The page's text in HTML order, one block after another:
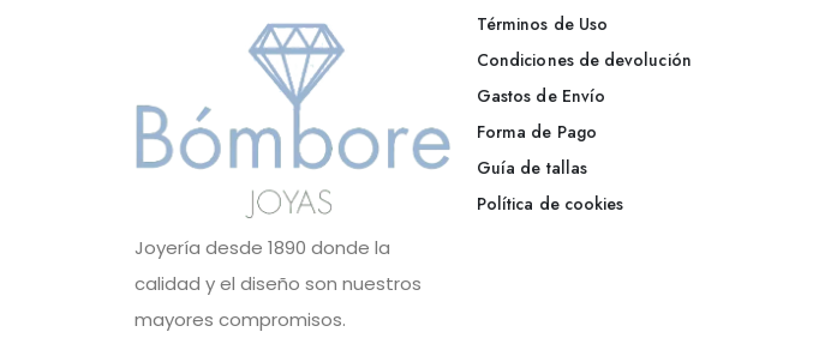
Joyería desde 1890 donde la
calidad y el diseño son nuestros
mayores compromisos.
Términos de Uso
Condiciones de devolución
Gastos de Envío
Forma de Pago
Guía de tallas
Política de cookies